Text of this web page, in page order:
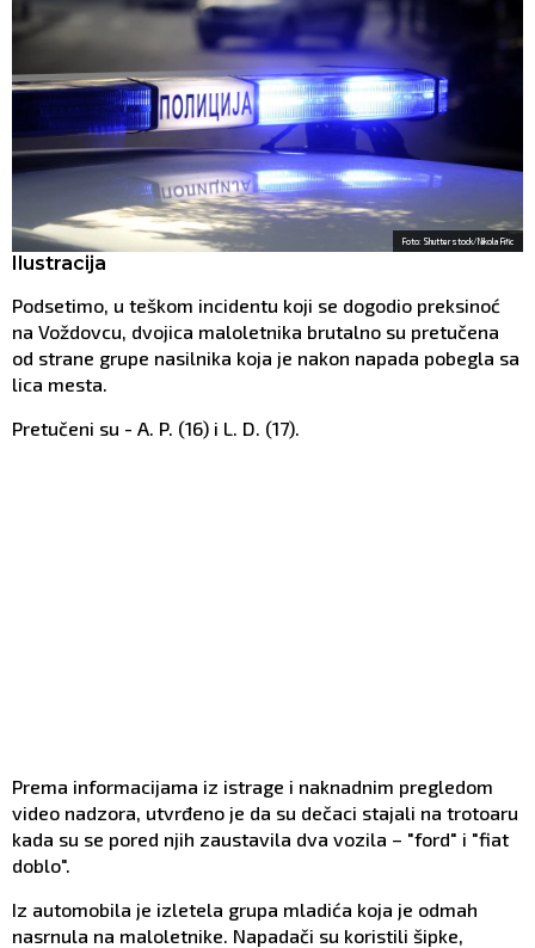
Foto: Shutterstock/Nikola Fific
Ilustracija
Podsetimo, u teškom incidentu koji se dogodio preksinoć
na Voždovcu, dvojica maloletnika brutalno su pretučena
od strane grupe nasilnika koja je nakon napada pobegla sa
lica mesta.
Pretučeni su - A. P. (16) i L. D. (17).
Prema informacijama iz istrage i naknadnim pregledom
video nadzora, utvrđeno je da su dečaci stajali na trotoaru
kada su se pored njih zaustavila dva vozila – "ford" i "fiat
doblo".
Iz automobila je izletela grupa mladića koja je odmah
nasrnula na maloletnike. Napadači su koristili šipke,